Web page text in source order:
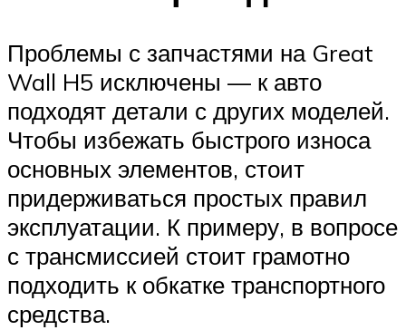
Проблемы с запчастями на Great
Wall H5 исключены — к авто
подходят детали с других моделей.
Чтобы избежать быстрого износа
основных элементов, стоит
придерживаться простых правил
эксплуатации. К примеру, в вопросе
с трансмиссией стоит грамотно
подходить к обкатке транспортного
средства.